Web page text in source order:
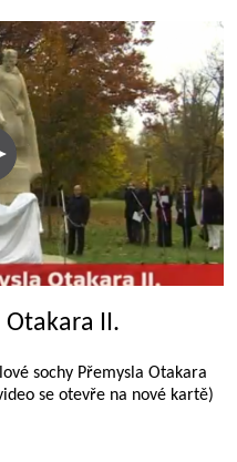
Otakara II.
sochy Přemysla Otakara
se otevře na nové kartě)